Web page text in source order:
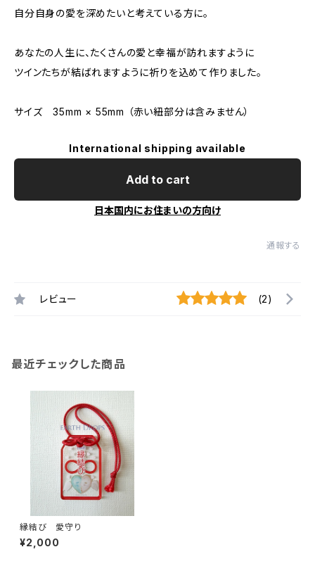
自分自身の愛を深めたいと考えている方に。
あなたの人生に、たくさんの愛と幸福が訪れますように
ツインたちが結ばれますように祈りを込めて作りました。
サイズ 35mm × 55mm （赤い紐部分は含みません）
International shipping available
Add to cart
日本国内にお住まいの方向け
通報する
レビュー (2)
最近チェックした商品
縁結び 愛守り
¥2,000